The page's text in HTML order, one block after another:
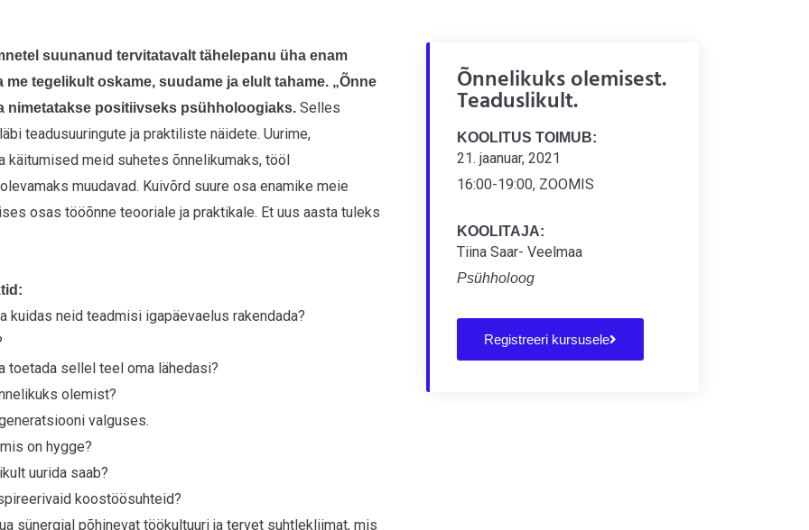
suunanud tervitatavalt tähelepanu üha enam
tegelikult oskame, suudame ja elult tahame. „Õnne
nimetatakse positiivseks psühholoogiaks. Selles
teadusuuringute ja praktiliste näidete. Uurime,
meid suhetes õnnelikumaks, tööl
muudavad. Kuivõrd suure osa enamike meie
osas tööõnne teooriale ja praktikale. Et uus aasta tuleks
kuidas neid teadmisi igapäevaelus rakendada?
toetada sellel teel oma lähedasi?
olemist?
valguses.
on hygge?
uurida saab?
koostöösuhteid?
sünergial põhinevat töökultuuri ja tervet suhtlekliimat, mis
Õnnelikuks olemisest.
Teaduslikult.
KOOLITUS TOIMUB:
21. jaanuar, 2021
16:00-19:00, ZOOMIS
KOOLITAJA:
Tiina Saar- Veelmaa
Psühholoog
Registreeri kursusele